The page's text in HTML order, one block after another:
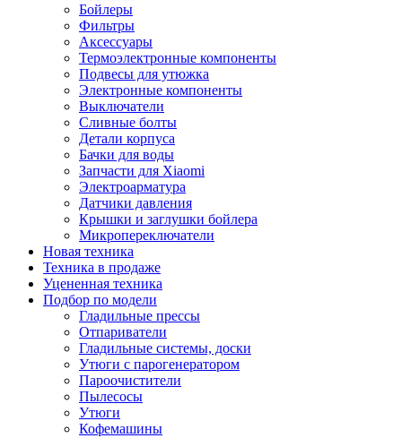
Бойлеры
Фильтры
Аксессуары
Термоэлектронные компоненты
Подвесы для утюжка
Электронные компоненты
Выключатели
Сливные болты
Детали корпуса
Бачки для воды
Запчасти для Xiaomi
Электроарматура
Датчики давления
Крышки и заглушки бойлера
Микропереключатели
Новая техника
Техника в продаже
Уцененная техника
Подбор по модели
Гладильные прессы
Отпариватели
Гладильные системы, доски
Утюги с парогенератором
Пароочистители
Пылесосы
Утюги
Кофемашины